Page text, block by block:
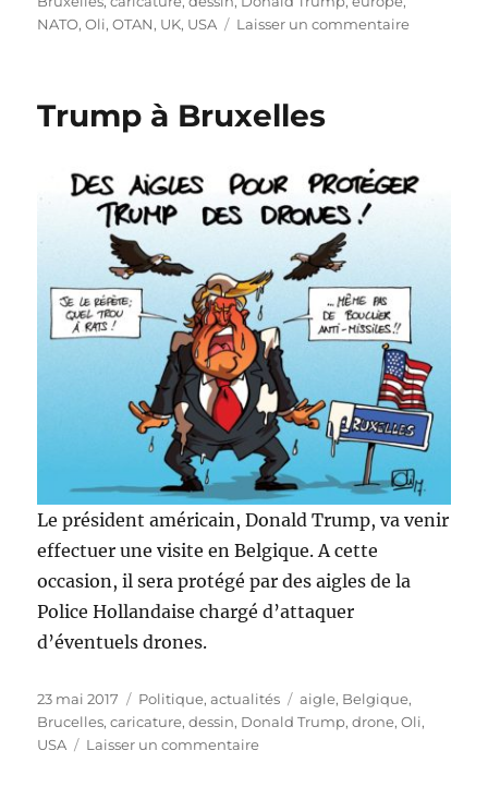
NATO,Oli,OTAN, UK, USA Laisser un commentairesur
!
Trump à Bruxelles
Le président américain, Donald Trump, va venir
effectuer une visite en Belgique. A cette
occasion, il sera protégé par des aigles de la
Police Hollandaise chargé d’attaquer
d’éventuels drones.
Publié
le
23 mai 2017 Catégories
Politique, actualités Étiquettes
aigle, Belgique,
Brucelles,caricature,dessin, Donald Trump,drone,Oli,
USA
Laisser un commentairesur